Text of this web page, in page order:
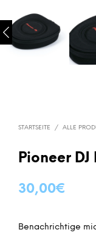
STARTSEITE / ALLE
Pioneer DJ
30,00€
Benachrichtige